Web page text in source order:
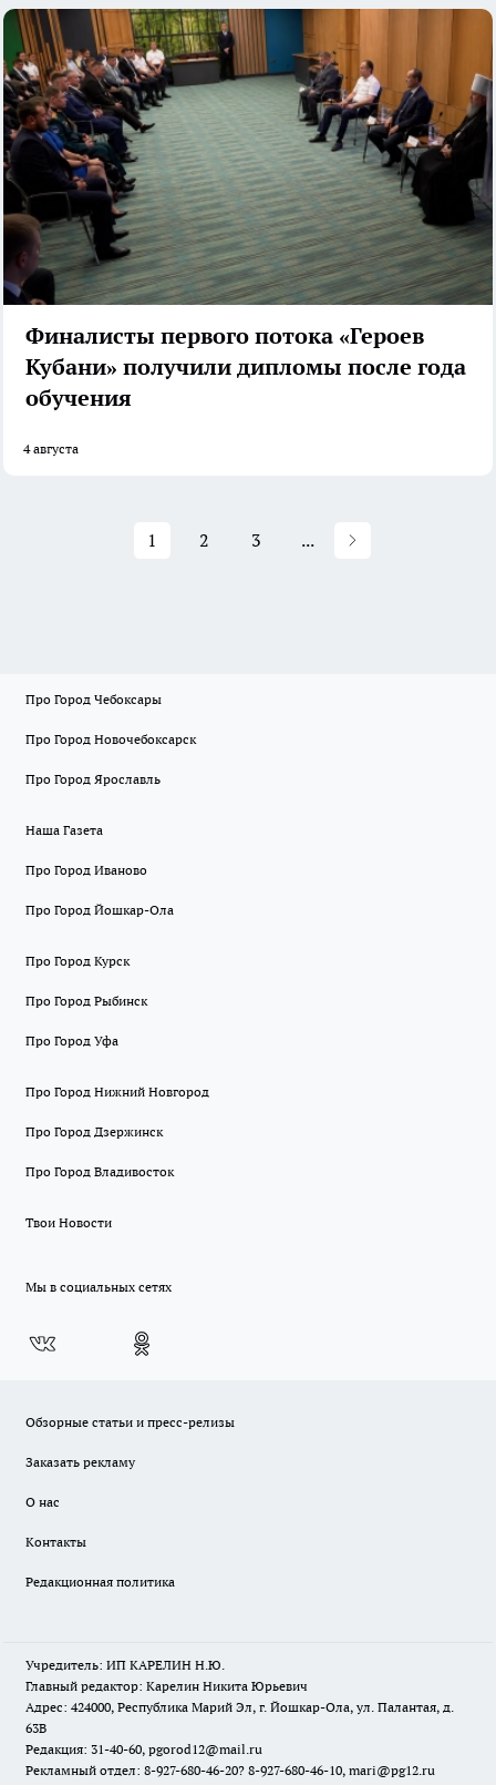
Финалисты первого потока «Героев
Кубани» получили дипломы после года
обучения
4 августа
1 2 3 ...
Про Город Чебоксары
Про Город Новочебоксарск
Про Город Ярославль
Наша Газета
Про Город Иваново
Про Город Йошкар-Ола
Про Город Курск
Про Город Рыбинск
Про Город Уфа
Про Город Нижний Новгород
Про Город Дзержинск
Про Город Владивосток
Твои Новости
Мы в социальных сетях
Обзорные статьи и пресс-релизы
Заказать рекламу
О нас
Контакты
Редакционная политика
Учредитель: ИП КАРЕЛИН Н.Ю.
Главный редактор: Карелин Никита Юрьевич
Адрес: 424000, Республика Марий Эл, г. Йошкар-Ола, ул. Палантая, д.
63В
Редакция: 31-40-60, pgorod12@mail.ru
Рекламный отдел: 8-927-680-46-20? 8-927-680-46-10, mari@pg12.ru